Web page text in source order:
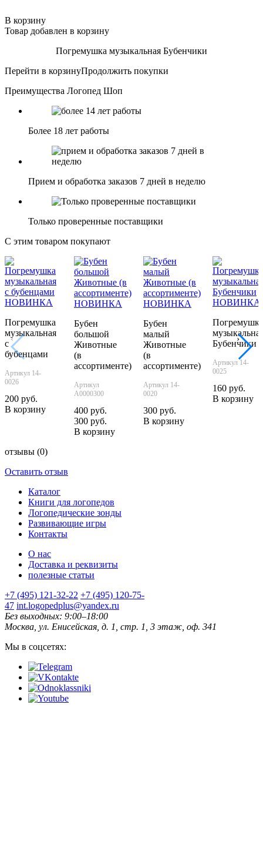
В корзину
Товар добавлен в корзину
Погремушка музыкальная Бубенчики
Перейти в корзинуПродолжить покупки
Преимущества Логопед Шоп
Более 18 лет работы
Прием и обработка заказов 7 дней в неделю
Только проверенные поставщики
С этим товаром покупают
НОВИНКА
Погремушка
музыкальная
с
бубенцами
Артикул 14-
0026
200 руб.
В корзину
НОВИНКА
Бубен
большой
Животные
(в
ассортименте)
Артикул
А0000300
400 руб.
300 руб.
В корзину
НОВИНКА
Бубен
малый
Животные
(в
ассортименте)
Артикул 14-
0020
300 руб.
В корзину
НОВИНКА
Погремушка
Бубенчики
Артикул 14-
0025
160 руб.
В корзину
‹ ›
отзывы (0)
Оставить отзыв
Каталог
Книги для логопедов
Логопедические зонды
Развивающие игры
Контакты
О нас
Доставка и реквизиты
полезные статьи
+7 (495) 121-32-22 +7 (495) 120-75-
47 int.logopedplus@yandex.ru
Без выходных: 9:00–18:00
Москва, ул. Енисейская, д. 1, стр. 1, 3 этаж, оф. 341
Мы в соцсетях: